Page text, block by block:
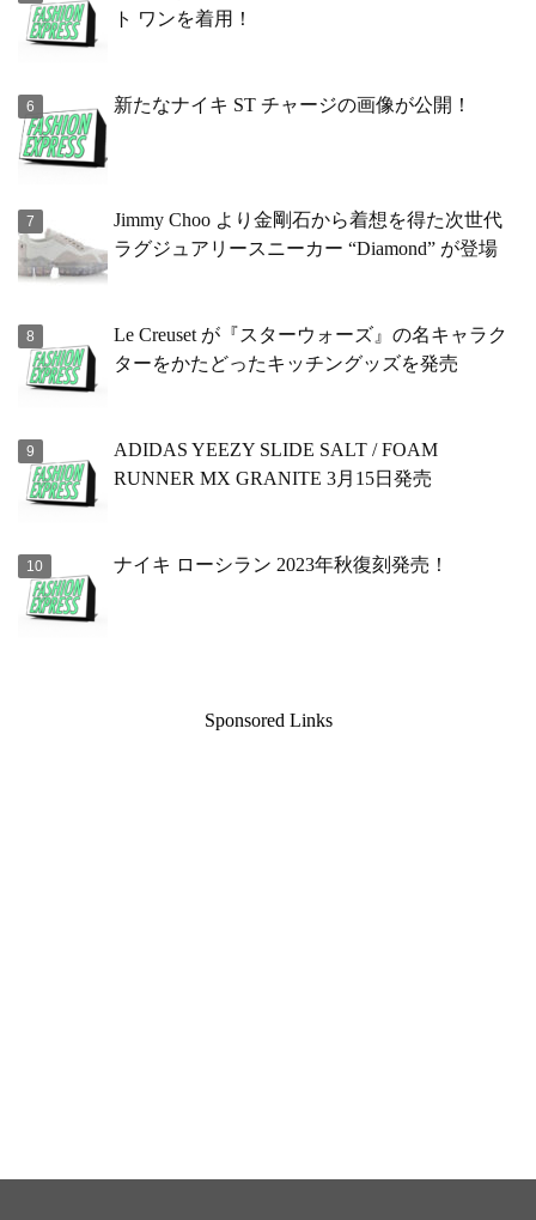
ト ワンを着用！
新たなナイキ ST チャージの画像が公開！
Jimmy Choo より金剛石から着想を得た次世代
ラグジュアリースニーカー “Diamond” が登場
Le Creuset が『スターウォーズ』の名キャラク
ターをかたどったキッチングッズを発売
ADIDAS YEEZY SLIDE SALT / FOAM
RUNNER MX GRANITE 3月15日発売
ナイキ ローシラン 2023年秋復刻発売！
Sponsored Links